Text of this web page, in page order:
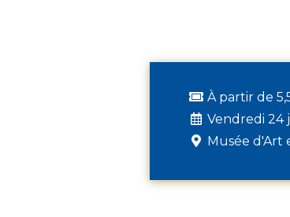
À partir de
Vendredi 24
Musée d'Art